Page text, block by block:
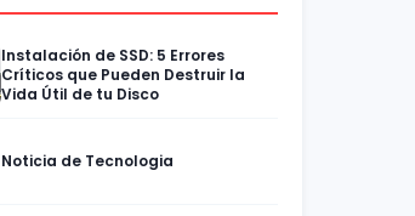
Instalación de SSD: 5 Errores
Críticos que Pueden Destruir la
Vida Útil de tu Disco
Noticia de Tecnologia